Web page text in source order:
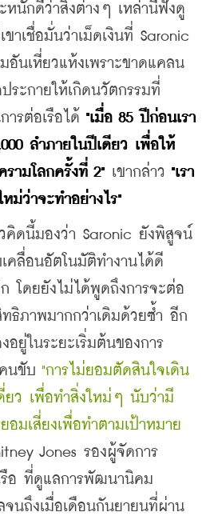
กดีว่าสิ่งต่างๆ เหล่านี้ฟังดู
ขาเชื่อมั่นว่าเม็ดเงินที่ Saronic
อันเหี่ยวแห้งเพราะขาดแคลน
ระกายให้เกิดนวัตกรรมที่
ารต่อเรือได้ "เมื่อ 85 ปีก่อนเรา
ลำภายในปีเดียว เพื่อให้
รามโลกครั้งที่ 2" เขากล่าว "เรา
ม่ว่าจะทำอย่างไร"
นี้มองว่า Saronic ยังพิสูจน์
คลื่อนอัตโนมัติทำงานได้ดี
โดยยังไม่ได้พูดถึงการจะต่อ
ทธิภาพมากกว่าเดิมด้วยซ้ำ อีก
อยู่ในระยะเริ่มต้นของการ
นขับ "การไม่ยอมตัดสินใจเดิน
ยว เพื่อทำสิ่งใหม่ๆ นับว่ามี
อมเสี่ยงเพื่อทำตามเป้าหมาย
Jones รองผู้จัดการ
รือ ที่ดูแลการพัฒนานิคม
จนถึงเมื่อเดือนกันยายนที่ผ่าน